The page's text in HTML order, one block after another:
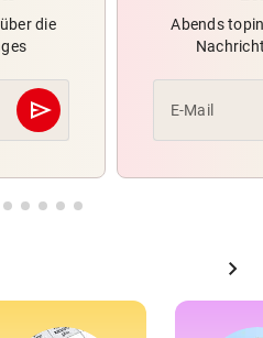
die
send
Abschicken
Abends
E-Mail
chevron_right